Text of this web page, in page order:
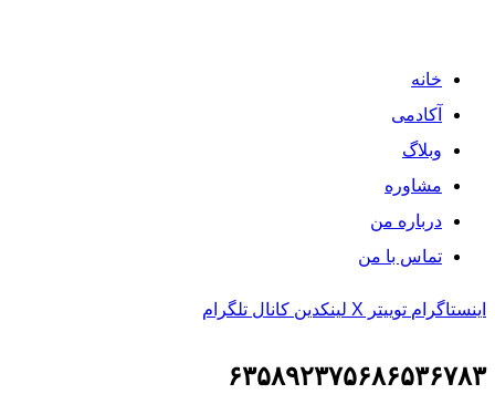
خانه
آکادمی
وبلاگ
مشاوره
درباره من
تماس با من
اینستاگرام توییتر X لینکدین کانال تلگرام
۶۳۵۸۹۲۳۷۵۶۸۶۵۳۶۷۸۳